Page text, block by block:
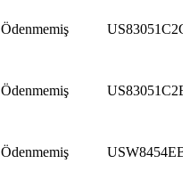
Ödenmemiş
Ödenmemiş
Ödenmemiş